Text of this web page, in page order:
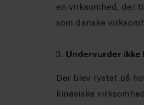
en virksomhed, der
som danske
Undervurder ikke
Der blev rystet på
kinesiske